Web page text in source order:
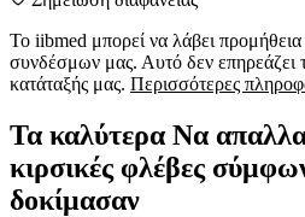
Το iibmed μπορεί να λάβει
συνδέσμων μας. Αυτό δεν επηρεάζει
κατάταξής μας. Περισσότερες
Τα καλύτερα Να
κιρσικές φλέβες
δοκίμασαν